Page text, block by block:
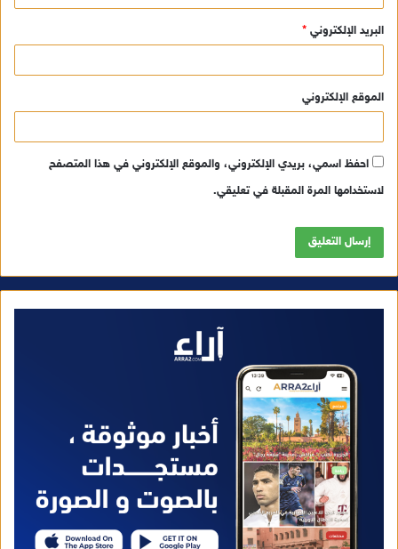
البريد الإلكتروني *
الموقع الإلكتروني
احفظ اسمي، بريدي الإلكتروني، والموقع الإلكتروني في هذا المتصفح
لاستخدامها المرة المقبلة في تعليقي.